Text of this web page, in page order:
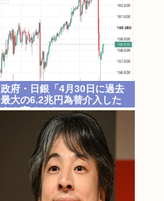
政府・日銀「4月30日に過去
最大の6.2兆円為替介入した
よ！褒めてよ！」